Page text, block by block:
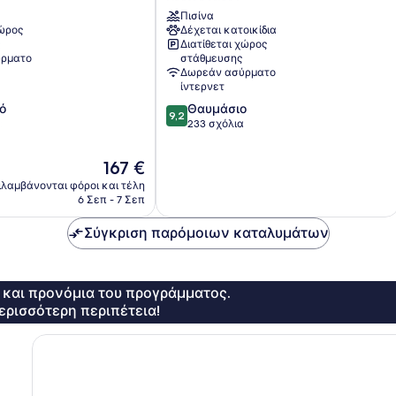
Η
τιμή
είναι
167 €
φόροι και τέλη
6 Σεπ - 7 Σεπ
Singapore
Κουίνσταουν
Πισίνα
Δέχεται κατοικίδια
Διατίθεται χώρος
στάθμευσης
Δωρεάν ασύρματο
ίντερνετ
9.2
στα
9,2 Θαυμάσιο
233 σχόλια
Σύγκριση παρόμοιων καταλυμάτων
και προνόμια του προγράμματος.
περιπέτεια!